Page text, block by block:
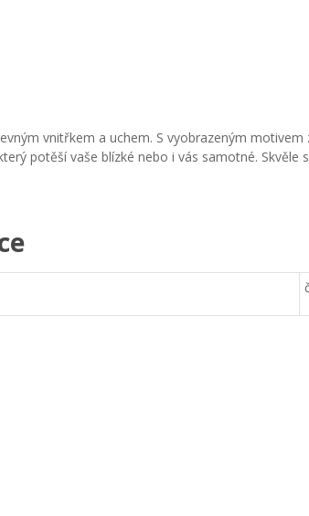
vnitřkem a uchem. S vyobrazeným
potěší vaše blízké nebo i vás samotné. Skvěle